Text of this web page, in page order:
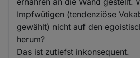
Impfwütigen (tendenziöse
gewählt) nicht auf den
herum?
Das ist zutiefst inkonsequent.